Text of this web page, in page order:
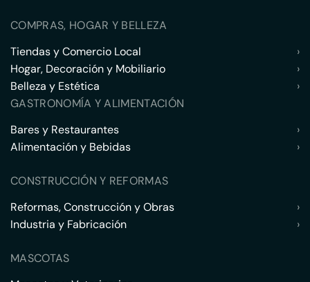
COMPRAS, HOGAR Y BELLEZA
Tiendas y Comercio Local
›
Hogar, Decoración y Mobiliario
›
Belleza y Estética
›
GASTRONOMÍA Y ALIMENTACIÓN
Bares y Restaurantes
›
Alimentación y Bebidas
›
CONSTRUCCIÓN Y REFORMAS
Reformas, Construcción y Obras
›
Industria y Fabricación
›
MASCOTAS